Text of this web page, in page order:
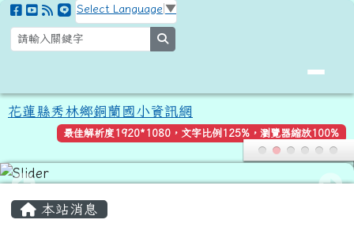
跳至主內容區
花蓮縣秀林鄉銅蘭國小資訊網
Select Language ▼
花蓮縣秀林鄉銅蘭國小資訊網
最佳解析度1920*1080，文字比例125%，瀏覽器縮放100%
本站消息